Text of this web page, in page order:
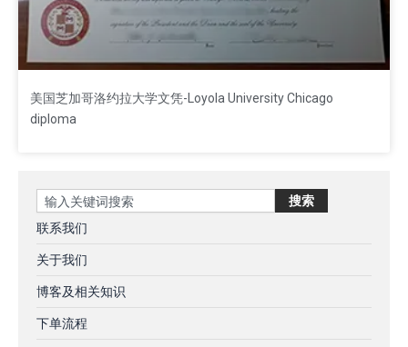
美国芝加哥洛约拉大学文凭-Loyola University Chicago
diploma
Search 搜索
联系我们
关于我们
博客及相关知识
下单流程